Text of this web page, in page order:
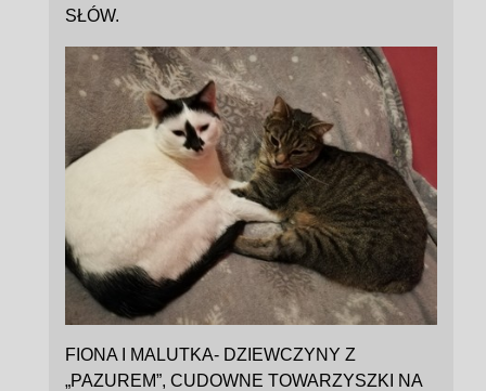
SŁÓW.
FIONA I MALUTKA- DZIEWCZYNY Z
„PAZUREM”, CUDOWNE TOWARZYSZKI NA